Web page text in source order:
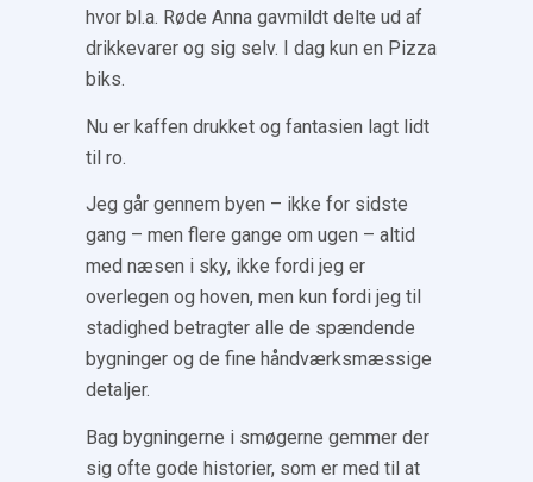
hvor bl.a. Røde Anna gavmildt delte ud af
drikkevarer og sig selv. I dag kun en Pizza
biks.
Nu er kaffen drukket og fantasien lagt lidt
til ro.
Jeg går gennem byen – ikke for sidste
gang – men flere gange om ugen – altid
med næsen i sky, ikke fordi jeg er
overlegen og hoven, men kun fordi jeg til
stadighed betragter alle de spændende
bygninger og de fine håndværksmæssige
detaljer.
Bag bygningerne i smøgerne gemmer der
sig ofte gode historier, som er med til at